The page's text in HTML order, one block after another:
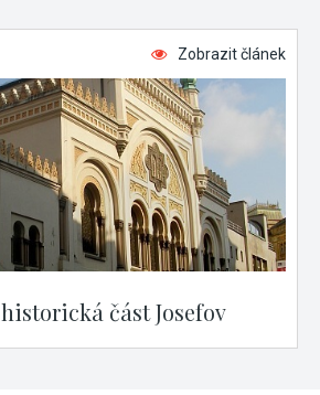
Zobrazit článek
část Josefov